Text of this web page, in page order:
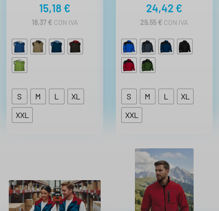
15,18 €
18,37 € CON IVA
S M L
XL
XXL
24,42 €
29,55 € CON IVA
S M L
XL
XXL